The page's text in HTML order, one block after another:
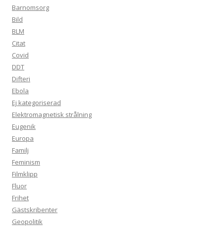
Barnomsorg
Bild
BLM
Citat
Covid
DDT
Difteri
Ebola
Ej kategoriserad
Elektromagnetisk strålning
Eugenik
Europa
Familj
Feminism
Filmklipp
Fluor
Frihet
Gästskribenter
Geopolitik